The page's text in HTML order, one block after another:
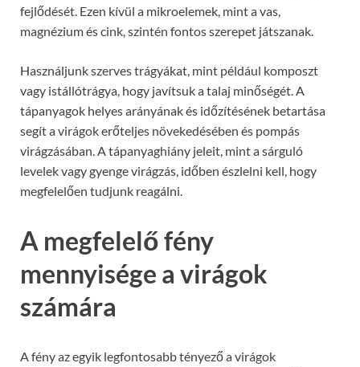
fejlődését. Ezen kívül a mikroelemek, mint a vas,
magnézium és cink, szintén fontos szerepet játszanak.
Használjunk szerves trágyákat, mint például komposzt
vagy istállótrágya, hogy javítsuk a talaj minőségét. A
tápanyagok helyes arányának és időzítésének betartása
segít a virágok erőteljes növekedésében és pompás
virágzásában. A tápanyaghiány jeleit, mint a sárguló
levelek vagy gyenge virágzás, időben észlelni kell, hogy
megfelelően tudjunk reagálni.
A megfelelő fény
mennyisége a virágok
számára
A fény az egyik legfontosabb tényező a virágok